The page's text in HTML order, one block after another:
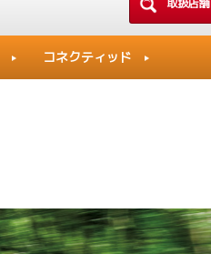
コネクティッド